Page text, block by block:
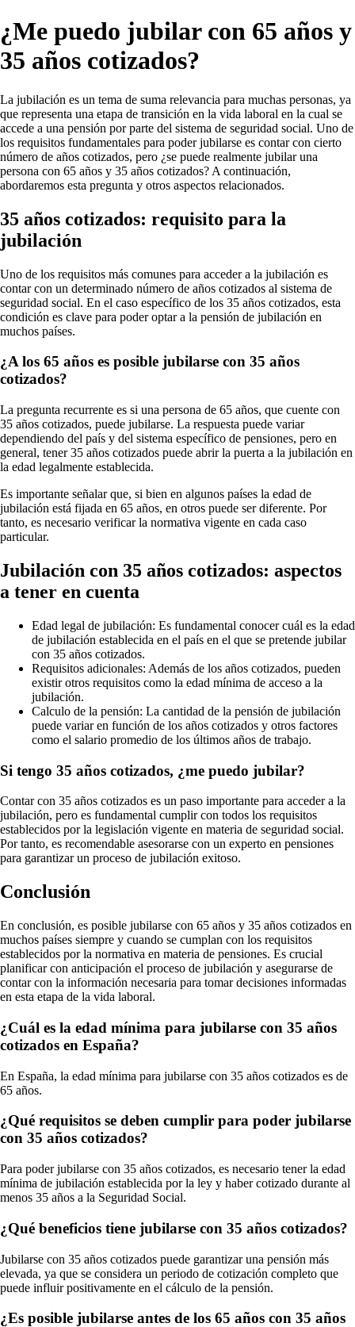
¿Me puedo jubilar con 65 años y
35 años cotizados?
La jubilación es un tema de suma relevancia para muchas personas, ya
que representa una etapa de transición en la vida laboral en la cual se
accede a una pensión por parte del sistema de seguridad social. Uno de
los requisitos fundamentales para poder jubilarse es contar con cierto
número de años cotizados, pero ¿se puede realmente jubilar una
persona con 65 años y 35 años cotizados? A continuación,
abordaremos esta pregunta y otros aspectos relacionados.
35 años cotizados: requisito para la
jubilación
Uno de los requisitos más comunes para acceder a la jubilación es
contar con un determinado número de años cotizados al sistema de
seguridad social. En el caso específico de los 35 años cotizados, esta
condición es clave para poder optar a la pensión de jubilación en
muchos países.
¿A los 65 años es posible jubilarse con 35 años
cotizados?
La pregunta recurrente es si una persona de 65 años, que cuente con
35 años cotizados, puede jubilarse. La respuesta puede variar
dependiendo del país y del sistema específico de pensiones, pero en
general, tener 35 años cotizados puede abrir la puerta a la jubilación en
la edad legalmente establecida.
Es importante señalar que, si bien en algunos países la edad de
jubilación está fijada en 65 años, en otros puede ser diferente. Por
tanto, es necesario verificar la normativa vigente en cada caso
particular.
Jubilación con 35 años cotizados: aspectos
a tener en cuenta
Edad legal de jubilación: Es fundamental conocer cuál es la edad
de jubilación establecida en el país en el que se pretende jubilar
con 35 años cotizados.
Requisitos adicionales: Además de los años cotizados, pueden
existir otros requisitos como la edad mínima de acceso a la
jubilación.
Calculo de la pensión: La cantidad de la pensión de jubilación
puede variar en función de los años cotizados y otros factores
como el salario promedio de los últimos años de trabajo.
Si tengo 35 años cotizados, ¿me puedo jubilar?
Contar con 35 años cotizados es un paso importante para acceder a la
jubilación, pero es fundamental cumplir con todos los requisitos
establecidos por la legislación vigente en materia de seguridad social.
Por tanto, es recomendable asesorarse con un experto en pensiones
para garantizar un proceso de jubilación exitoso.
Conclusión
En conclusión, es posible jubilarse con 65 años y 35 años cotizados en
muchos países siempre y cuando se cumplan con los requisitos
establecidos por la normativa en materia de pensiones. Es crucial
planificar con anticipación el proceso de jubilación y asegurarse de
contar con la información necesaria para tomar decisiones informadas
en esta etapa de la vida laboral.
¿Cuál es la edad mínima para jubilarse con 35 años
cotizados en España?
En España, la edad mínima para jubilarse con 35 años cotizados es de
65 años.
¿Qué requisitos se deben cumplir para poder jubilarse
con 35 años cotizados?
Para poder jubilarse con 35 años cotizados, es necesario tener la edad
mínima de jubilación establecida por la ley y haber cotizado durante al
menos 35 años a la Seguridad Social.
¿Qué beneficios tiene jubilarse con 35 años cotizados?
Jubilarse con 35 años cotizados puede garantizar una pensión más
elevada, ya que se considera un periodo de cotización completo que
puede influir positivamente en el cálculo de la pensión.
¿Es posible jubilarse antes de los 65 años con 35 años